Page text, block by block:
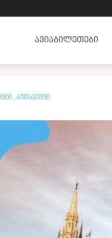
ავიაბილეთებიᲐᲕᲘᲐᲑᲘᲚᲔᲗᲔᲑᲘ
, ბუდაპეშტი